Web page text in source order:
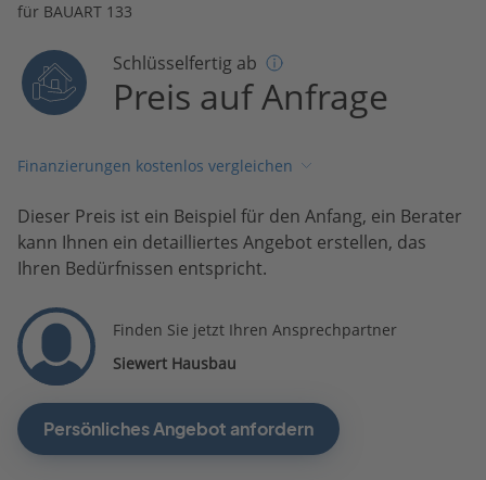
für BAUART 133
Schlüsselfertig ab
Preis auf Anfrage
Finanzierungen kostenlos vergleichen
Dieser Preis ist ein Beispiel für den Anfang, ein Berater
kann Ihnen ein detailliertes Angebot erstellen, das
Ihren Bedürfnissen entspricht.
Finden Sie jetzt Ihren Ansprechpartner
Siewert Hausbau
Persönliches Angebot anfordern